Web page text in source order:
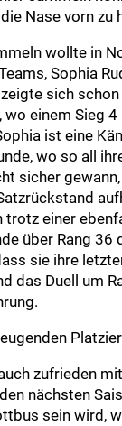
Nase vorn zu
wollte in
Sophia
sich schon
einem Sieg
ist eine
wo so all
sicher
trotz einer
über Rang 36
sie ihre
das Duell um
zufrieden
nächsten
sein wird,